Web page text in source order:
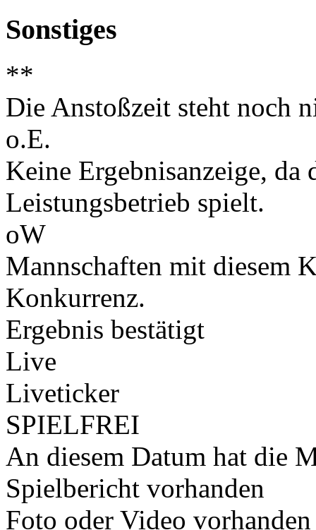
Sonstiges
**
Die Anstoßzeit steht noch
o.E.
Keine Ergebnisanzeige,
Leistungsbetrieb spielt.
oW
Mannschaften mit diesem
Konkurrenz.
Ergebnis bestätigt
Live
Liveticker
SPIELFREI
An diesem Datum hat die
Spielbericht vorhanden
Foto oder Video vorhanden